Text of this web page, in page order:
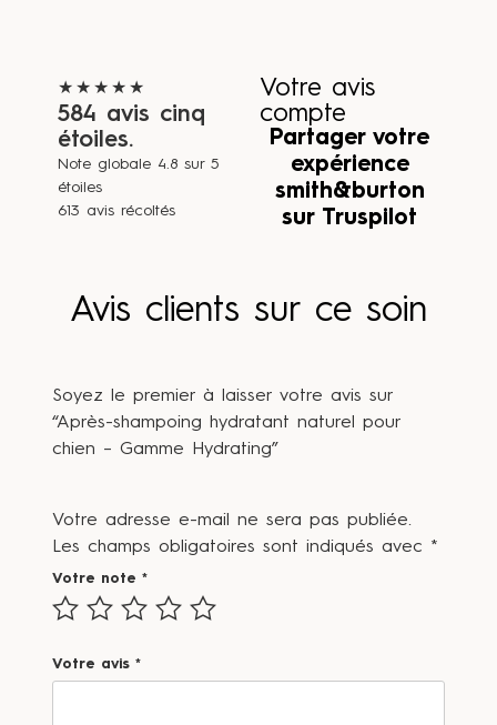
★★★★★
584 avis cinq
étoiles.
Note globale 4.8 sur 5
étoiles
613 avis récoltés
Votre avis
compte
Partager votre
expérience
smith&burton
sur Truspilot
Avis clients sur ce soin
Soyez le premier à laisser votre avis sur
“Après-shampoing hydratant naturel pour
chien – Gamme Hydrating”
Votre adresse e-mail ne sera pas publiée.
Les champs obligatoires sont indiqués avec *
Votre note *
Votre avis *